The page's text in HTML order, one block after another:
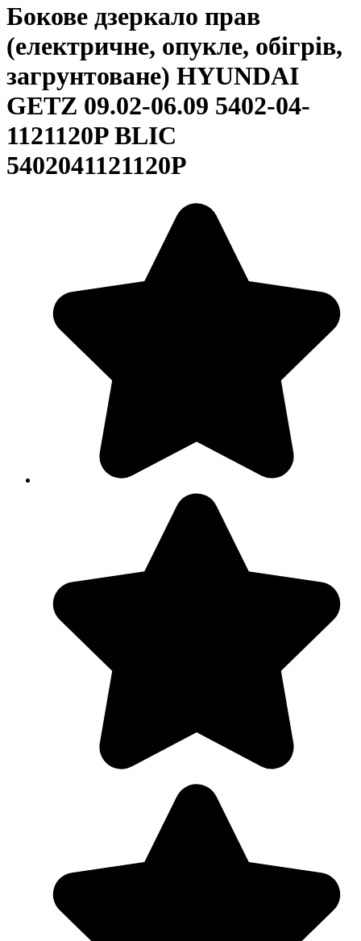
Бокове дзеркало прав
(електричне, опукле, обігрів,
загрунтоване) HYUNDAI
GETZ 09.02-06.09 5402-04-
1121120P BLIC
5402041121120P